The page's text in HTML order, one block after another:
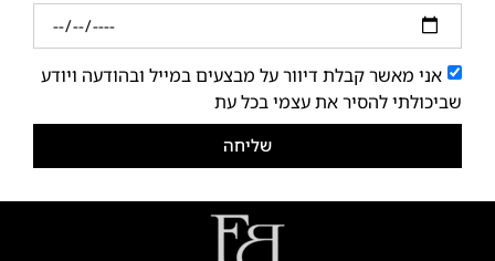
אני מאשר קבלת דיוור על מבצעים במייל ובהודעה ויודע
שביכולתי להסיר את עצמי בכל עת
שליחה